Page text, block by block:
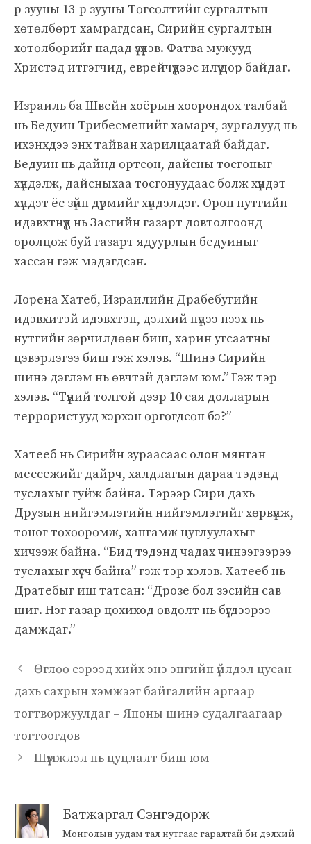
р зууны 13-р зууны Төгсөлтийн сургалтын
хөтөлбөрт хамрагдсан, Сирийн сургалтын
хөтөлбөрийг надад үзүүлэв. Фатва мужууд
Христэд итгэгчид, еврейчүүдээс илүү дор байдаг.
Израиль ба Швейн хоёрын хоорондох талбай
нь Бедуин Трибесменийг хамарч, зургалууд нь
ихэнхдээ энх тайван харилцаатай байдаг.
Бедуин нь дайнд өртсөн, дайсны тосгоныг
хүндэлж, дайсныхаа тосгонуудаас болж хүндэт
хүндэт ёс зүйн дүрмийг хүндэлдэг. Орон нутгийн
идэвхтнүүд нь Засгийн газарт довтолгоонд
оролцож буй газарт ядуурлын бедуиныг
хассан гэж мэдэгдсэн.
Лорена Хатеб, Израилийн Драбебугийн
идэвхитэй идэвхтэн, дэлхий нүдээ нээх нь
нутгийн зөрчилдөөн биш, харин угсаатны
цэвэрлэгээ биш гэж хэлэв. “Шинэ Сирийн
шинэ дэглэм нь өвчтэй дэглэм юм.” Гэж тэр
хэлэв. “Түүний толгой дээр 10 сая долларын
террористууд хэрхэн өргөгдсөн бэ?”
Хатееб нь Сирийн зураасаас олон мянган
мессежийг дайрч, халдлагын дараа тэдэнд
туслахыг гуйж байна. Тэрээр Сири дахь
Друзын нийгэмлэгийн нийгэмлэгийг хөрвүүлж,
тоног төхөөрөмж, хангамж цуглуулахыг
хичээж байна. “Бид тэдэнд чадах чинээгээрээ
туслахыг хүсч байна” гэж тэр хэлэв. Хатееб нь
Дратебыг иш татсан: “Дрозе бол зэсийн сав
шиг. Нэг газар цохиход өвдөлт нь бүгдээрээ
дамждаг.”
Өглөө сэрээд хийх энэ энгийн үйлдэл цусан
дахь сахрын хэмжээг байгалийн аргаар
тогтворжуулдаг – Японы шинэ судалгаагаар
тогтоогдов
Шүүмжлэл нь цуцлалт биш юм
Батжаргал Сэнгэдорж
Монголын уудам тал нутгаас гаралтай би дэлхий